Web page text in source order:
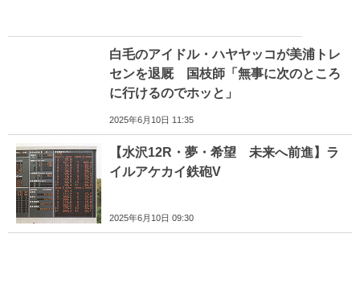
白毛のアイドル・ハヤヤッコが美浦トレ
センを退厩 国枝師「無事に次のところ
に行けるのでホッと」
2025年6月10日 11:35
【水沢12R・夢・希望 未来へ前進】ラ
イルアケカイ鉄砲V
2025年6月10日 09:30